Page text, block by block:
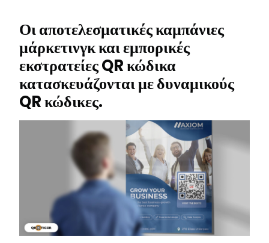
Οι αποτελεσματικές καμπάνιες
μάρκετινγκ και εμπορικές
εκστρατείες QR κώδικα
κατασκευάζονται με δυναμικούς
QR κώδικες.